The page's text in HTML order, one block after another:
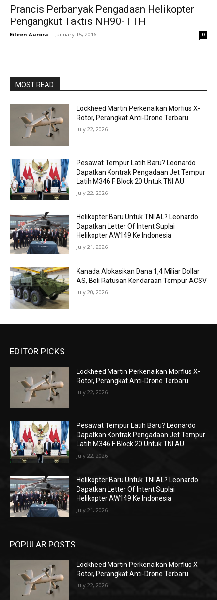
Prancis Perbanyak Pengadaan Helikopter
Pengangkut Taktis NH90-TTH
Eileen Aurora - January 15, 2016 0
MOST READ
Lockheed Martin Perkenalkan Morfius X-
Rotor, Perangkat Anti-Drone Terbaru
July 22, 2026
Pesawat Tempur Latih Baru? Leonardo
Dapatkan Kontrak Pengadaan Jet Tempur
Latih M346 F Block 20 Untuk TNI AU
July 22, 2026
Helikopter Baru Untuk TNI AL? Leonardo
Dapatkan Letter Of Intent Suplai
Helikopter AW149 Ke Indonesia
July 21, 2026
Kanada Alokasikan Dana 1,4 Miliar Dollar
AS, Beli Ratusan Kendaraan Tempur ACSV
July 20, 2026
EDITOR PICKS
Lockheed Martin Perkenalkan Morfius X-
Rotor, Perangkat Anti-Drone Terbaru
July 22, 2026
Pesawat Tempur Latih Baru? Leonardo
Dapatkan Kontrak Pengadaan Jet Tempur
Latih M346 F Block 20 Untuk TNI AU
July 22, 2026
Helikopter Baru Untuk TNI AL? Leonardo
Dapatkan Letter Of Intent Suplai
Helikopter AW149 Ke Indonesia
July 21, 2026
POPULAR POSTS
Lockheed Martin Perkenalkan Morfius X-
Rotor, Perangkat Anti-Drone Terbaru
July 22, 2026